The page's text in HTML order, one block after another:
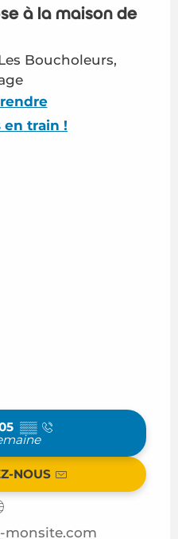
à la maison de
Boucholeurs,
en train !
▒▒
NOUS
monsite.com